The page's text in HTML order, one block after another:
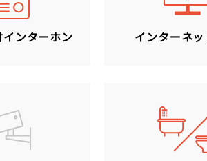
ンターホン インターネ